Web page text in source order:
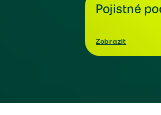
Pojistné
Zobrazit